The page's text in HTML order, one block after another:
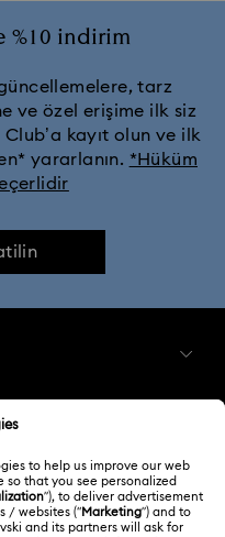
%10 indirim
tarz
ve özel erişime ilk siz
kayıt olun ve ilk
yararlanın. *Hüküm